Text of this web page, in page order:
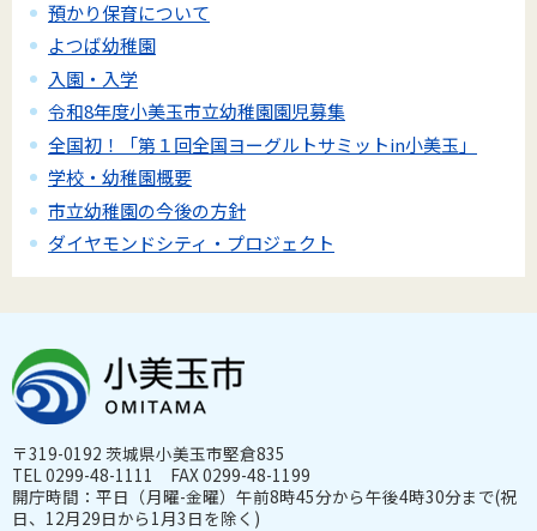
預かり保育について
よつば幼稚園
入園・入学
令和8年度小美玉市立幼稚園園児募集
全国初！「第１回全国ヨーグルトサミットin小美玉」
学校・幼稚園概要
市立幼稚園の今後の方針
ダイヤモンドシティ・プロジェクト
〒319-0192 茨城県小美玉市堅倉835
TEL 0299-48-1111 FAX 0299-48-1199
開庁時間：平日（月曜-金曜）午前8時45分から午後4時30分まで(祝
日、12月29日から1月3日を除く)